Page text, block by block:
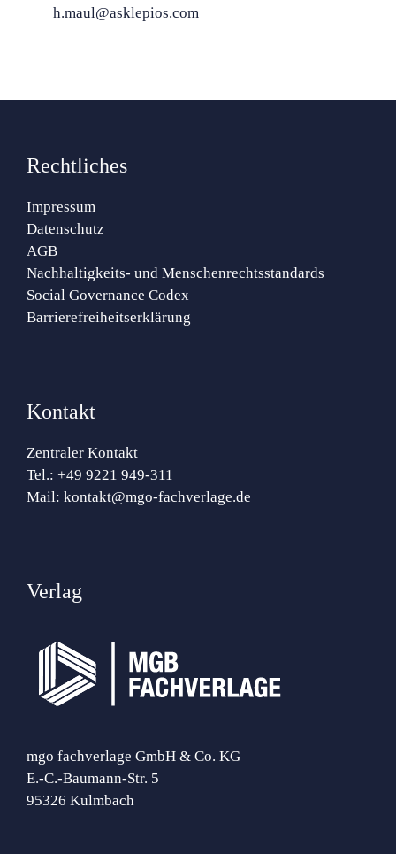
h.maul@asklepios.com
Rechtliches
Impressum
Datenschutz
AGB
Nachhaltigkeits- und Menschenrechtsstandards
Social Governance Codex
Barrierefreiheitserklärung
Kontakt
Zentraler Kontakt
Tel.: +49 9221 949-311
Mail: kontakt@mgo-fachverlage.de
Verlag
mgo fachverlage GmbH & Co. KG
E.-C.-Baumann-Str. 5
95326 Kulmbach